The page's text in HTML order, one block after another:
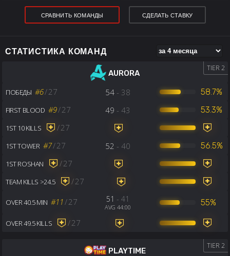
СРАВНИТЬ КОМАНДЫ СДЕЛАТЬ СТАВКУ
СТАТИСТИКА КОМАНД
AURORA
TIER 2
ПОБЕДЫ #6/27 54- 38 58.7%
FIRST BLOOD #9/27 49 - 43 53.3%
1ST 10 KILLS /27
1ST TOWER #7/27 52 - 40 56.5%
1ST ROSHAN /27
TEAM KILLS >24.5 /27
OVER 40.5 MIN #11/27 51 - 41
AVG 44:00 55%
OVER 49.5 KILLS /27
PLAYTIME
TIER 2